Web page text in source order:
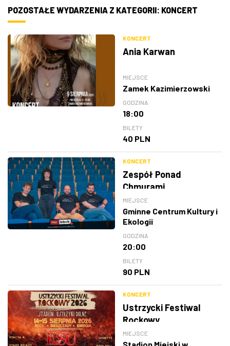
POZOSTAŁE WYDARZENIA Z KATEGORII: KONCERT
KONCERT
Ania Karwan
MIEJSCE
Zamek Kazimierzowski
GODZINA
18:00
BILETY
40 PLN
KONCERT
Zespół Ponad
Chmurami
MIEJSCE
Gminne Centrum Kultury i
Ekologii
GODZINA
20:00
BILETY
90 PLN
KONCERT
Ustrzycki Festiwal
Rockowy
MIEJSCE